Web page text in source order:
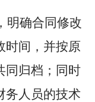
明确合同修改
时间，并按原
同归档；同时
务人员的技术